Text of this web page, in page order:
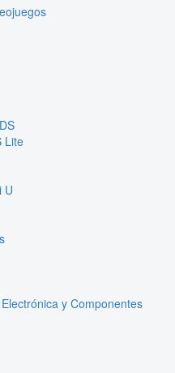
Lite
U
Electrónica y Componentes